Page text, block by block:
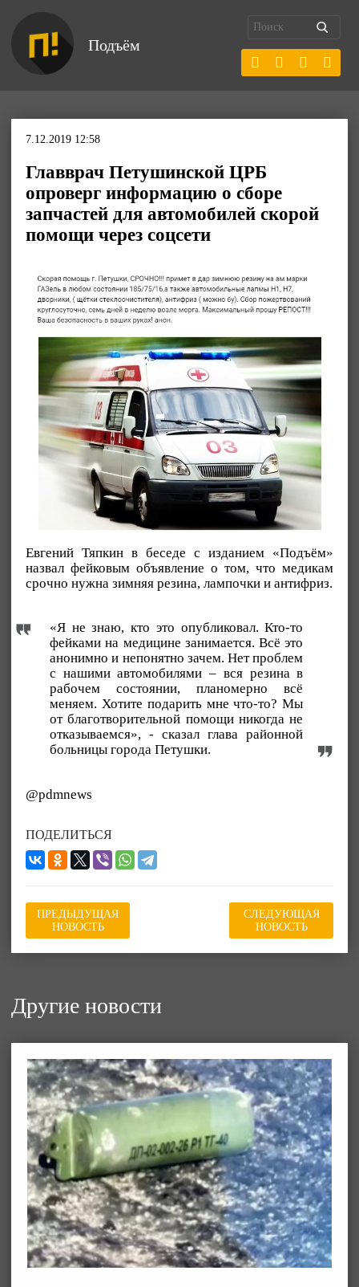
Подъём
7.12.2019 12:58
Главврач Петушинской ЦРБ
опроверг информацию о сборе
запчастей для автомобилей скорой
помощи через соцсети
Евгений Тяпкин в беседе с изданием «Подъём»
назвал фейковым объявление о том, что медикам
срочно нужна зимняя резина, лампочки и антифриз.
«Я не знаю, кто это опубликовал. Кто-то
фейками на медицине занимается. Всё это
анонимно и непонятно зачем. Нет проблем
с нашими автомобилями – вся резина в
рабочем состоянии, планомерно всё
меняем. Хотите подарить мне что-то? Мы
от благотворительной помощи никогда не
отказываемся», - сказал глава районной
больницы города Петушки.
@pdmnews
ПОДЕЛИТЬСЯ
ПРЕДЫДУЩАЯ
НОВОСТЬ
СЛЕДУЮЩАЯ
НОВОСТЬ
Другие новости